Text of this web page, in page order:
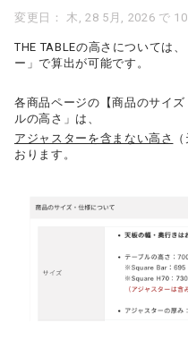
変更日： 木, 28 5月, 2026 で
THE TABLEの高さについては
ー」で算出が可能です。
各商品ページの【商品のサイ
ルの高さ」は、
アジャスターを含まない高さ
おります。